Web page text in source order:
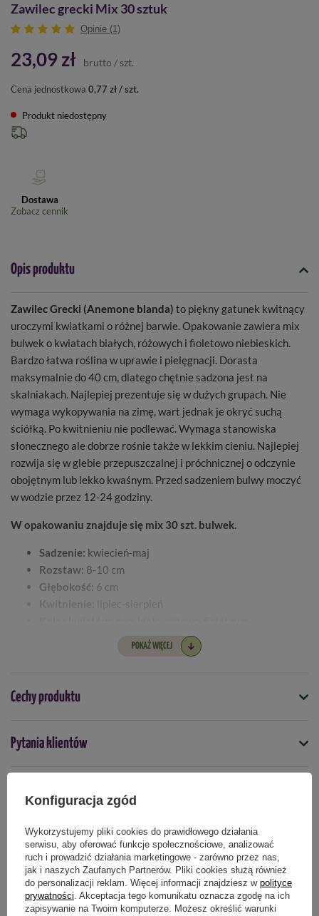
Zawilec grecki Mix 30 sztuk
Opinie (1)
23,09 zł brutto / szt.
Cena jednostkowa 0,77 zł / szt.
Produkt niedostępny
Dostawa
Zobacz cennik
Opis produktu
Zawilec Grecki (Anemone blanda) to piękny gatunek kwitnący
uroczymi kwiatkami o różnej barwie. Opakowanie zawiera mix
bulwek o kwiatach białych, różowych i fioletowo niebieskich.
Bardzo łatwa roślina w uprawie i pielęgnacji. Dorasta
maksymalnie do 40 cm, dlatego chętnie sadzona jest na
skalniakach. Najlepiej prezentuje się w dużych grupach. Nie
wymaga wykopywania na zimę, wart jednak je okryć suchą
ściółką. Po kwitnieniu nie podlewać. Wymaga stanowiska
słonecznego ale dobrze rośnie także w lekkim cieniu. Najlepiej
rozwija się w glebie przepuszczalnej i próchnicznej o odczynie
obojętnym lub lekko kwaśnym. Przed sadzeniem bulwy moczyć
w wodzie przez 12-24 godziny.
W opakowaniu znajduje się mix 30 szt. bulwek.
Sadzenie: kwiecień-maj
Rozstaw: 8-10 cm
Głębokość: 6 cm
Kwitnienie:
zimuje w glebie, okryć na zimę
POKAŻ WIĘCEJ
Cechy produktu
Symbol
5903772170559
wiosna
Pytania klientów
Produkty powiązane
Konfiguracja zgód
Wykorzystujemy pliki cookies do prawidłowego działania
serwisu, aby oferować funkcje społecznościowe, analizować
ruch i prowadzić działania marketingowe - zarówno przez nas,
jak i naszych Zaufanych Partnerów. Pliki cookies służą również
do personalizacji reklam. Więcej informacji znajdziesz w polityce
prywatności . Akceptacja tego komunikatu oznacza zgodę na ich
zapisywanie na Twoim komputerze. Możesz określić warunki